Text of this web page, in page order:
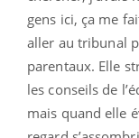
gens ici, ça me
aller au tribunal
parentaux. Elle
les conseils de
mais quand elle